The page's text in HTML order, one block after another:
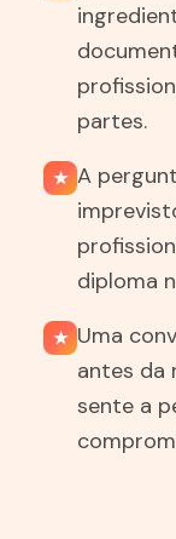
partes.
★ A
diploma
★ Uma
antes da
sente a